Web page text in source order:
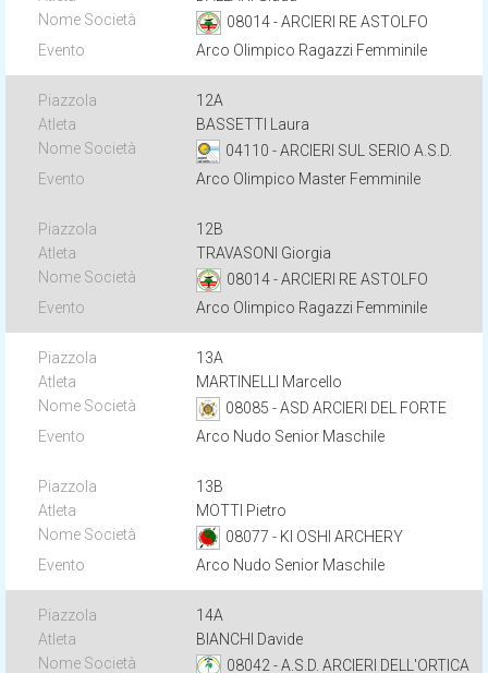
08014 - ARCIERI RE ASTOLFO
Arco Olimpico Ragazzi Femminile
12A
BASSETTI Laura
04110 - ARCIERI SUL SERIO A.S.D.
Arco Olimpico Master Femminile
12B
TRAVASONI Giorgia
08014 - ARCIERI RE ASTOLFO
Arco Olimpico Ragazzi Femminile
13A
MARTINELLI Marcello
08085 - ASD ARCIERI DEL FORTE
Arco Nudo Senior Maschile
13B
MOTTI Pietro
08077 - KI OSHI ARCHERY
Arco Nudo Senior Maschile
14A
BIANCHI Davide
08042 - A.S.D. ARCIERI DELL'ORTICA